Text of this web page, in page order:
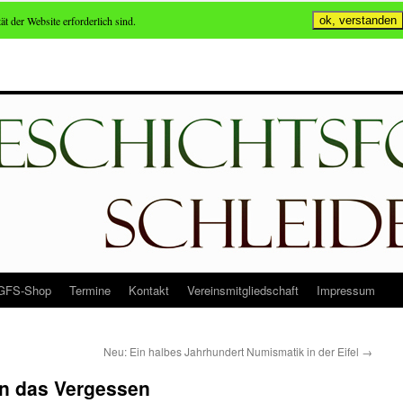
Shop Termine Kontakt Vereinsmitgliedschaft Impressum
Neu: Ein halbes Jahrhundert Numismatik in der Eifel →
das Vergessen
der Website erforderlich sind. ok, verstanden